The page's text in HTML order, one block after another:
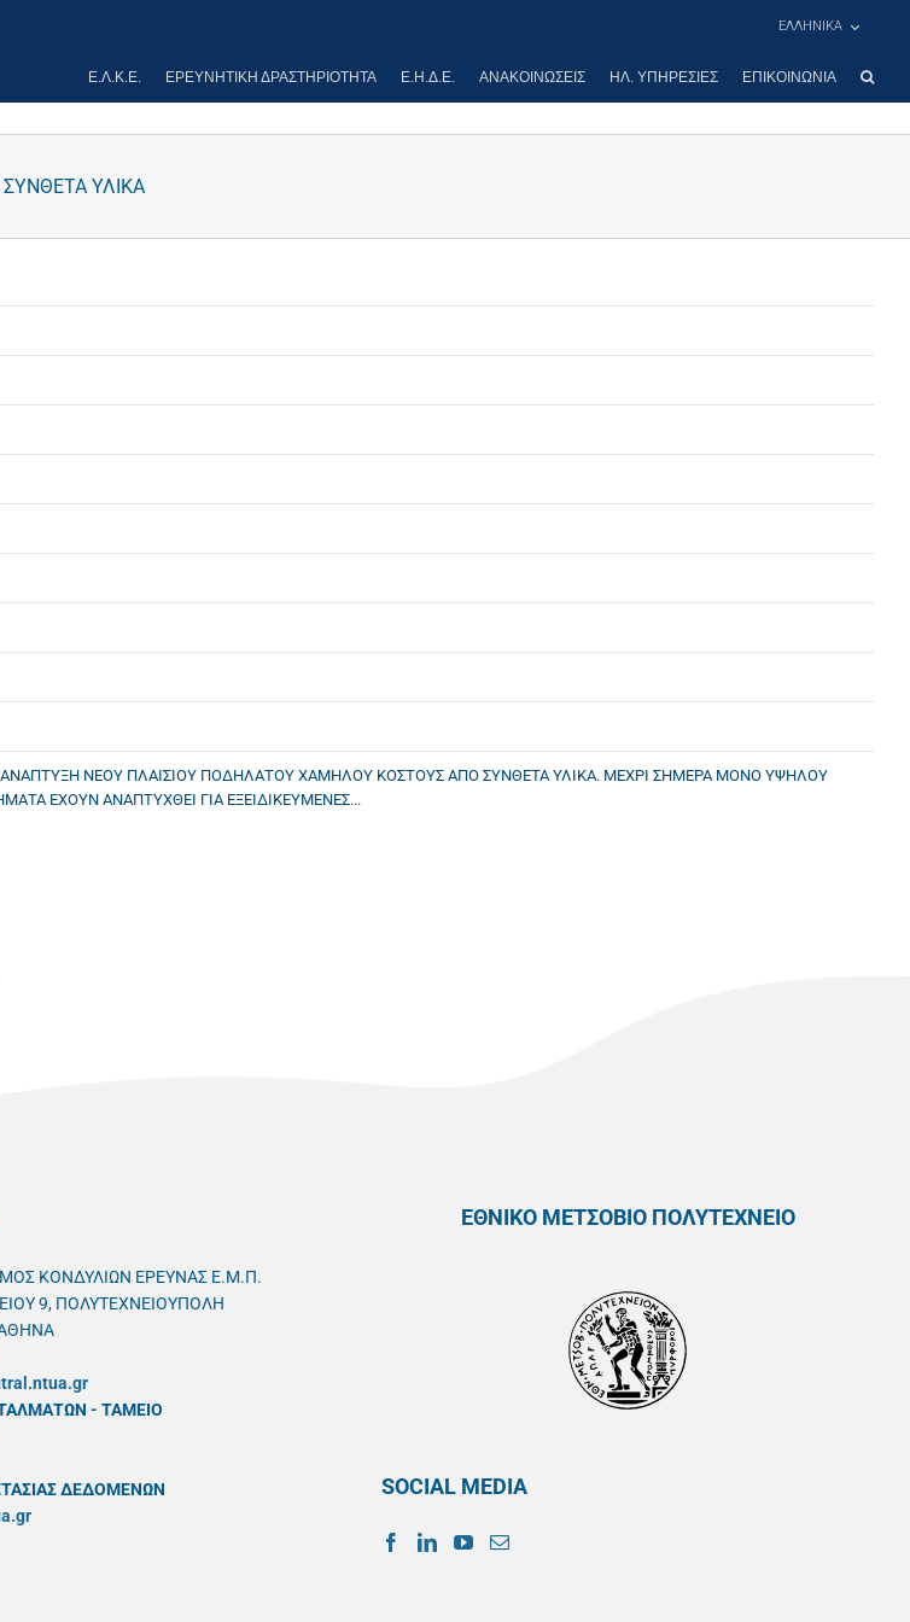
ΕΛΛΗΝΙΚΑ
Ε.Λ.Κ.Ε. ΕΡΕΥΝΗΤΙΚΉ ΔΡΑΣΤΗΡΙΌΤΗΤΑ Ε.Η.Δ.Ε. ΑΝΑΚΟΙΝΏΣΕΙΣ ΗΛ. ΥΠΗΡΕΣΊΕΣ ΕΠΙΚΟΙΝΩΝΊΑ
ΥΛΙΚΑ
ΝΕΟΥ ΠΛΑΙΣΙΟΥ ΠΟΔΗΛΑΤΟΥ ΧΑΜΗΛΟΥ ΚΟΣΤΟΥΣ ΑΠΟ ΣΥΝΘΕΤΑ ΥΛΙΚΑ. ΜΕΧΡΙ ΣΗΜΕΡΑ ΜΟΝΟ ΥΨΗΛΟΥ
ΕΧΟΥΝ ΑΝΑΠΤΥΧΘΕΙ ΓΙΑ ΕΞΕΙΔΙΚΕΥΜΕΝΕΣ...
ΚΟΝΔΥΛΙΩΝ ΕΡΕΥΝΑΣ Ε.Μ.Π.
9, ΠΟΛΥΤΕΧΝΕΙΟΥΠΟΛΗ
- ΤΑΜΕΙΟ
ΔΕΔΟΜΕΝΩΝ
ΕΘΝΙΚΟ ΜΕΤΣΟΒΙΟ ΠΟΛΥΤΕΧΝΕΙΟ
SOCIAL MEDIA